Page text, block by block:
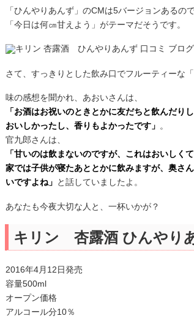
「ひんやりあんず」のCMは5バージョンあるの
「今日は何㎝甘えよう」がテーマだそうです。
さて、すっきりとした飲み口でフルーティーな
味の感想を聞かれ、あおいさんは、
「お酒はお祝いのときとかに友だちと飲んだり
おいしかったし、香りもよかったです」 。
官九郎さんは、
「甘いのは飲まないのですが、これはおいしく
家では子供が寝たあととかに飲みますが、奥さ
いですよね」 と話していましたよ。
あなたも今夜大切な人と、一杯いかが？
キリン 杏露酒 ひんやり
2016年4月12日発売
容量500ml
オープン価格
アルコール分10％